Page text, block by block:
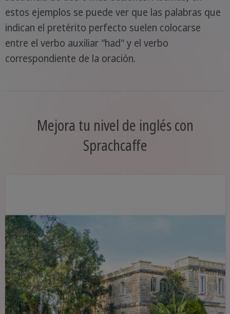
estos ejemplos se puede ver que las palabras que
indican el pretérito perfecto suelen colocarse
entre el verbo auxiliar "had" y el verbo
correspondiente de la oración.
Mejora tu nivel de inglés con
Sprachcaffe